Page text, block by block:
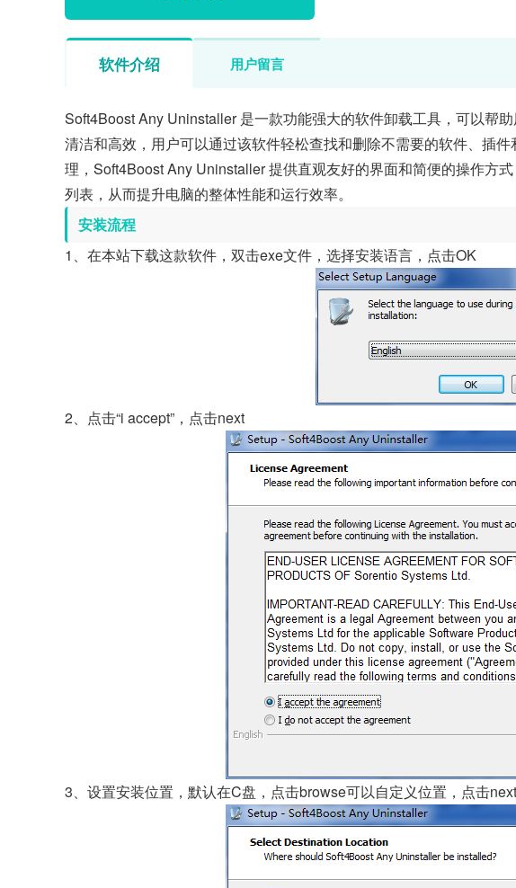
软件介绍 用户留言
Soft4Boost Any Uninstaller 是一款功能强大的软件卸载工具，可以帮
清洁和高效，用户可以通过该软件轻松查找和删除不需要的软件、插
理，Soft4Boost Any Uninstaller 提供直观友好的界面和简便的操作方
列表，从而提升电脑的整体性能和运行效率。
安装流程
1、在本站下载这款软件，双击exe文件，选择安装语言，点击OK
2、点击“i accept”，点击next
3、设置安装位置，默认在C盘，点击browse可以自定义位置，点击next